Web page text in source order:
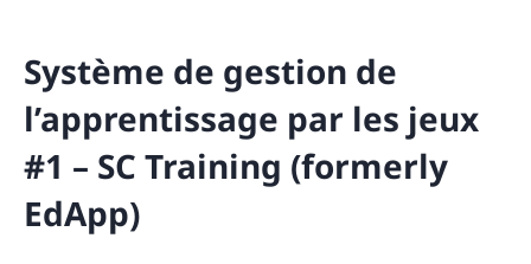
Système de gestion de
l’apprentissage par les jeux
#1 – SC Training (formerly
EdApp)